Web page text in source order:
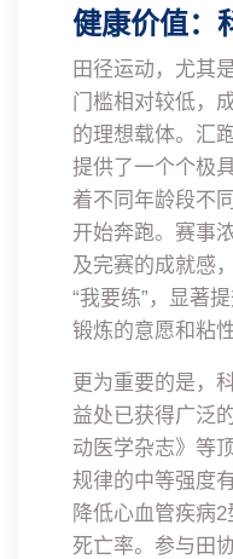
健康价值：
田径运动，尤其
门槛相对较低，
的理想载体。汇
提供了一个个极
着不同年龄段不
开始奔跑。赛事
及完赛的成就感
“我要练”，显著
锻炼的意愿和粘性
更为重要的是，
益处已获得广泛
动医学杂志》等
规律的中等强度
降低心血管疾病
死亡率。参与田